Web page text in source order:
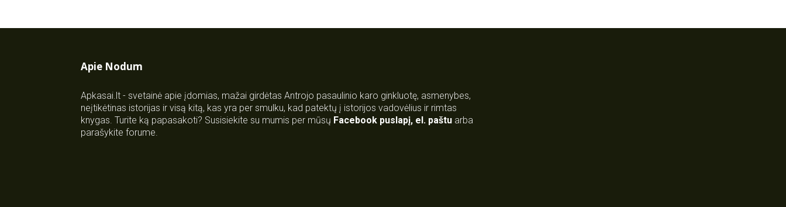
Apie Nodum
Apkasai.lt - svetainė apie įdomias, mažai girdėtas Antrojo pasaulinio karo ginkluotę, asmenybes,
neįtikėtinas istorijas ir visą kitą, kas yra per smulku, kad patektų į istorijos vadovėlius ir rimtas
knygas. Turite ką papasakoti? Susisiekite su mumis per mūsų Facebook puslapį, el. paštu arba
parašykite forume.